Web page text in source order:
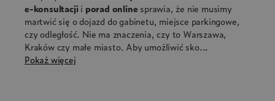
e-konsultacjii porad onlinesprawia, że nie musimy
martwić się o dojazd do gabinetu, miejsce parkingowe,
czy odległość. Nie ma znaczenia, czy to Warszawa,
Kraków czy małe miasto. Aby umożliwić sko...
Pokaż więcej